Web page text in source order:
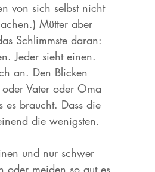
von sich selbst nicht
Mütter aber
Schlimmste daran:
Jeder sieht einen.
an. Den Blicken
Vater oder Oma
es braucht. Dass die
die wenigsten.
und nur schwer
oder meiden so gut es